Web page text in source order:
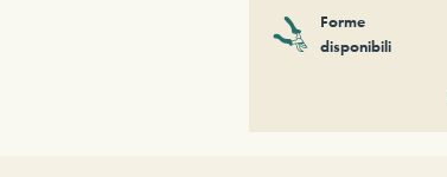
Forme
disponibili